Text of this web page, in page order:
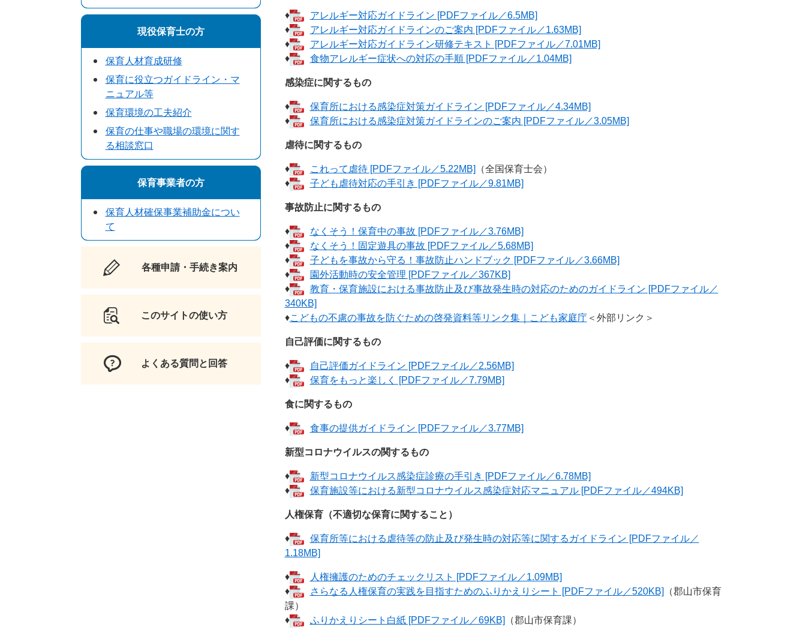
♦
アレルギー対応ガイドライン [PDFファイル／6.5MB]
♦
アレルギー対応ガイドラインのご案内 [PDFファイル／1.63MB]
♦
アレルギー対応ガイドライン研修テキスト [PDFファイル／7.01MB]
♦
食物アレルギー症状への対応の手順 [PDFファイル／1.04MB]
感染症に関するもの
♦
保育所における感染症対策ガイドライン [PDFファイル／4.34MB]
♦
保育所における感染症対策ガイドラインのご案内 [PDFファイル／3.05MB]
虐待に関するもの
♦ これって虐待 [PDFファイル／5.22MB] （全国保育士会）
♦
子ども虐待対応の手引き [PDFファイル／9.81MB]
事故防止に関するもの
♦
なくそう！保育中の事故 [PDFファイル／3.76MB]
♦
なくそう！固定遊具の事故 [PDFファイル／5.68MB]
♦
子どもを事故から守る！事故防止ハンドブック [PDFファイル／3.66MB]
♦
園外活動時の安全管理 [PDFファイル／367KB]
♦
教育・保育施設における事故防止及び事故発生時の対応のためのガイドライン [PDFファイル／
340KB]
♦こどもの不慮の事故を防ぐための啓発資料等リンク集｜こども家庭庁＜外部リンク＞
自己評価に関するもの
♦
自己評価ガイドライン [PDFファイル／2.56MB]
♦
保育をもっと楽しく [PDFファイル／7.79MB]
食に関するもの
♦ 食事の提供ガイドライン [PDFファイル／3.77MB]
新型コロナウイルスの関するもの
♦
新型コロナウイルス感染症診療の手引き [PDFファイル／6.78MB]
♦
保育施設等における新型コロナウイルス感染症対応マニュアル [PDFファイル／494KB]
人権保育（不適切な保育に関すること）
♦
保育所等における虐待等の防止及び発生時の対応等に関するガイドライン [PDFファイル／
1.18MB]
♦
人権擁護のためのチェックリスト [PDFファイル／1.09MB]
♦
さらなる人権保育の実践を目指すためのふりかえりシート [PDFファイル／520KB] （郡山市保育
課）
♦
ふりかえりシート白紙 [PDFファイル／69KB] （郡山市保育課）
現役保育士の方
保育人材育成研修
保育に役立つガイドライン・マ
ニュアル等
保育環境の工夫紹介
保育の仕事や職場の環境に関す
る相談窓口
保育事業者の方
保育人材確保事業補助金につい
て
各種申請・手続き案内
このサイトの使い方
よくある質問と回答